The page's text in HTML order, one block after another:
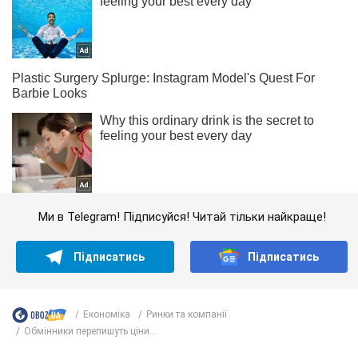
Ми в Telegram! Підписуйся! Читай тільки найкраще!
Підписатись Підписатись
Економіка
Ринки та компанії
Обмінники перепишуть ціни...